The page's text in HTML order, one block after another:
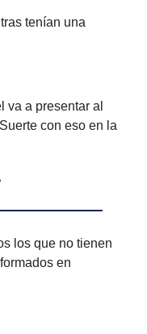
tenían una
va a presentar al
con eso en la
los que no tienen
en